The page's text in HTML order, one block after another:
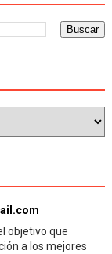
objetivo que
a los mejores